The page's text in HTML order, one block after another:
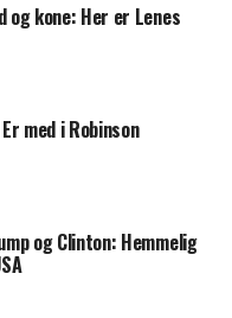
og kone: Her er Lenes
med i Robinson
og Clinton: Hemmelig